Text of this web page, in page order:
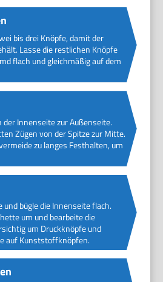
bis drei Knöpfe, damit der
Lasse die restlichen Knöpfe
flach und gleichmäßig auf dem
der Innenseite zur Außenseite.
Zügen von der Spitze zur Mitte.
zu langes Festhalten, um
bügle die Innenseite flach.
um und bearbeite die
um Druckknöpfe und
auf Kunststoffknöpfen.